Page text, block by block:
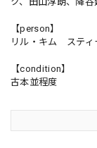
【person】
リル・キム ステ
【condition】
古本並程度